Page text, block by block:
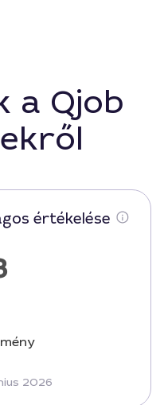
a Qjob
értékelése
2026